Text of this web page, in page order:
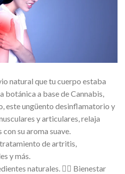
natural que tu cuerpo estaba
botánica a base de Cannabis,
este ungüento desinflamatorio y
y articulares, relaja
su aroma suave.
tratamiento de artritis,
y más.
naturales. 💆‍♀️ Bienestar